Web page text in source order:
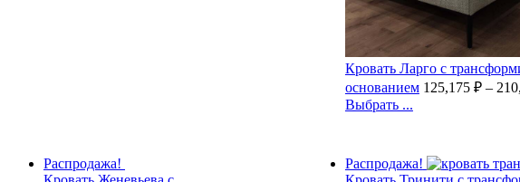
Кровать Ларго с
основанием 125,175 ₽–
Выбрать ...
Распродажа!
Распродажа!